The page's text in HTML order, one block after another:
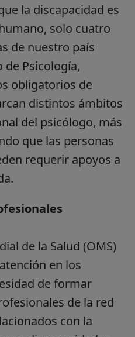
la discapacidad es
solo cuatro
de nuestro país
de Psicología,
obligatorios de
distintos ámbitos
del psicólogo, más
que las personas
requerir apoyos a
de la Salud (OMS)
en los
de formar
de la red
con la